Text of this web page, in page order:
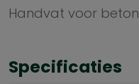
Handvat voor
Specificaties